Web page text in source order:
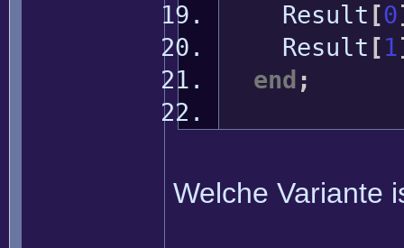
Result [0
Result [1
end ;
Welche Variante